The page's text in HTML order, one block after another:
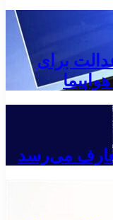
برای
می‌رسد